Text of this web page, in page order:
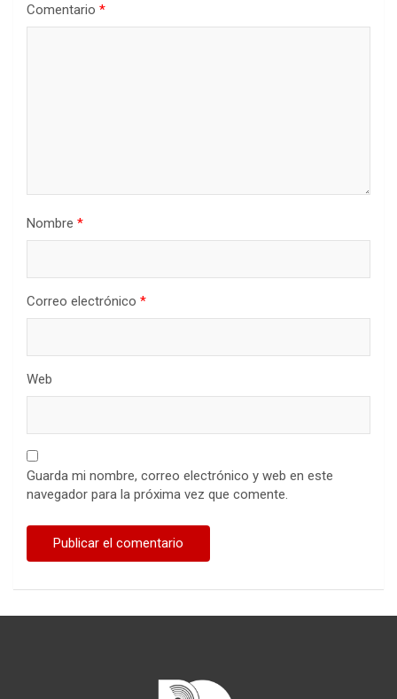
Comentario *
Nombre *
Correo electrónico *
Web
Guarda mi nombre, correo electrónico y web en este
navegador para la próxima vez que comente.